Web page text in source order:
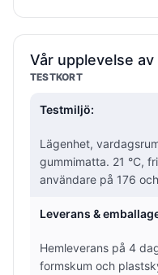
Vår upplevelse
TESTKORT
Testmiljö:
Lägenhet,
gummimatta. 21 °C,
användare på 176
Leverans &
Hemleverans på 4
formskum och